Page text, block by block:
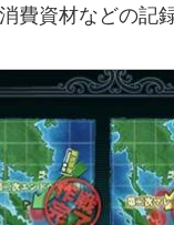
費資材などの記